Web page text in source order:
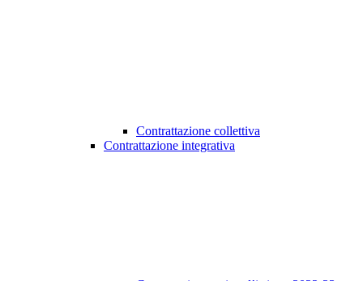
Contrattazione collettiva
Contrattazione integrativa